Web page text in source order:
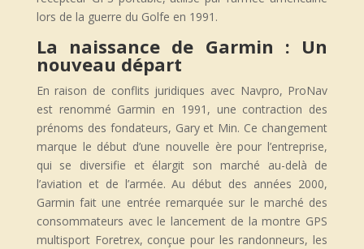
lors de la guerre du Golfe en 1991.
La naissance de Garmin : Un
nouveau départ
En raison de conflits juridiques avec Navpro, ProNav
est renommé Garmin en 1991, une contraction des
prénoms des fondateurs, Gary et Min. Ce changement
marque le début d’une nouvelle ère pour l’entreprise,
qui se diversifie et élargit son marché au-delà de
l’aviation et de l’armée. Au début des années 2000,
Garmin fait une entrée remarquée sur le marché des
consommateurs avec le lancement de la montre GPS
multisport Foretrex, conçue pour les randonneurs, les